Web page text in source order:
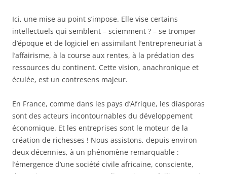
Ici, une mise au point s’impose. Elle vise certains
intellectuels qui semblent – sciemment ? – se tromper
d’époque et de logiciel en assimilant l’entrepreneuriat à
l’affairisme, à la course aux rentes, à la prédation des
ressources du continent. Cette vision, anachronique et
éculée, est un contresens majeur.
En France, comme dans les pays d’Afrique, les diasporas
sont des acteurs incontournables du développement
économique. Et les entreprises sont le moteur de la
création de richesses ! Nous assistons, depuis environ
deux décennies, à un phénomène remarquable :
l’émergence d’une société civile africaine, consciente,